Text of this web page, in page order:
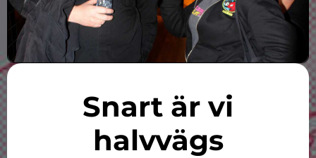
Snart är vi
halvvägs